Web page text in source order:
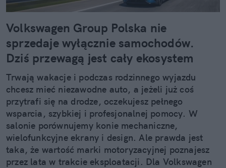
Volkswagen Group Polska nie
sprzedaje wyłącznie samochodów.
Dziś przewagą jest cały ekosystem
Trwają wakacje i podczas rodzinnego wyjazdu
chcesz mieć niezawodne auto, a jeżeli już coś
przytrafi się na drodze, oczekujesz pełnego
wsparcia, szybkiej i profesjonalnej pomocy. W
salonie porównujemy konie mechaniczne,
wielofunkcyjne ekrany i design. Ale prawda jest
taka, że wartość marki motoryzacyjnej poznajesz
przez lata w trakcie eksploatacji. Dla Volkswagen